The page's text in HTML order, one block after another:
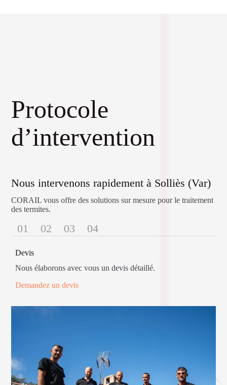
Protocole
d’intervention
Nous intervenons rapidement à Solliès (Var)
CORAIL vous offre des solutions sur mesure pour le traitement
des termites.
01 02 03 04
Devis
Nous élaborons avec vous un devis détaillé.
Demandez un devis